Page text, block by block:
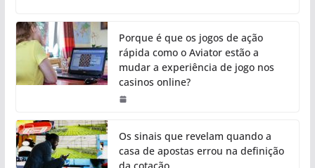
Porque é que os jogos de ação
rápida como o Aviator estão a
mudar a experiência de jogo nos
casinos online?
Os sinais que revelam quando a
casa de apostas errou na definição